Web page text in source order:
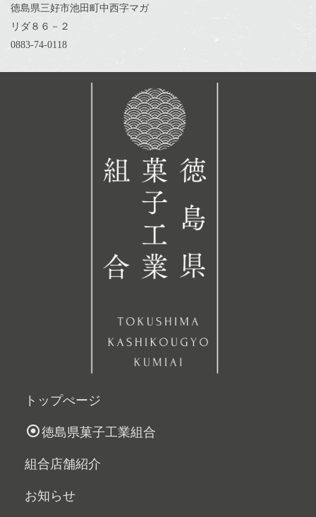
徳島県三好市池田町中西字マガ
リダ８６－２
0883-74-0118
トップぺージ
徳島県菓子工業組合
組合店舗紹介
お知らせ